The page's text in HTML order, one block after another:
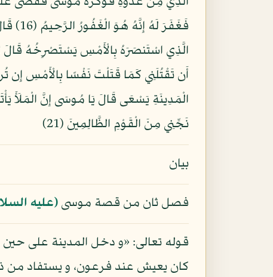
نَجِّنِي مِنَ الْقَوْمِ الظَّالِمِينَ (21)
بيان
فصل ثان من قصة موسى(عليه
قوله تعالى: «و دخل المدينة على
كان يعيش عند فرعون، و يستفاد من